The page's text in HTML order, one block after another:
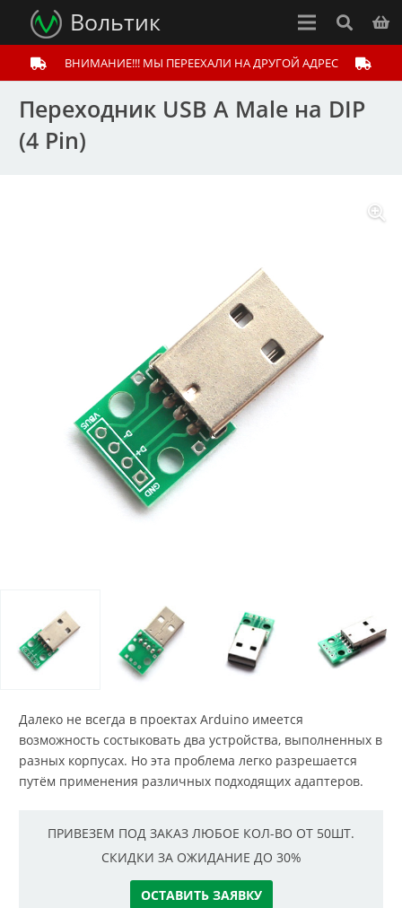
Вольтик
ВНИМАНИЕ!!! МЫ ПЕРЕЕХАЛИ НА ДРУГОЙ АДРЕС
Переходник USB A Male на DIP
(4 Pin)
Далеко не всегда в проектах Arduino имеется
возможность состыковать два устройства, выполненных в
разных корпусах. Но эта проблема легко разрешается
путём применения различных подходящих адаптеров.
ПРИВЕЗЕМ ПОД ЗАКАЗ ЛЮБОЕ КОЛ-ВО ОТ 50ШТ.
СКИДКИ ЗА ОЖИДАНИЕ ДО 30%
ОСТАВИТЬ ЗАЯВКУ